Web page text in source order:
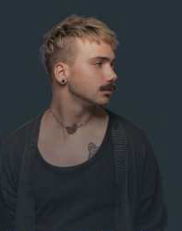
му е наложено
реда на чл.78а ал.1
евро.
Габрово
72 часа, а с
спрямо него е
арест“.